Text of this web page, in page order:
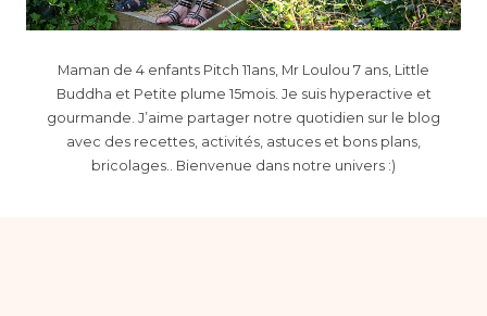
Maman de 4 enfants Pitch 11ans, Mr Loulou 7 ans, Little
Buddha et Petite plume 15mois. Je suis hyperactive et
gourmande. J’aime partager notre quotidien sur le blog
avec des recettes, activités, astuces et bons plans,
bricolages.. Bienvenue dans notre univers :)